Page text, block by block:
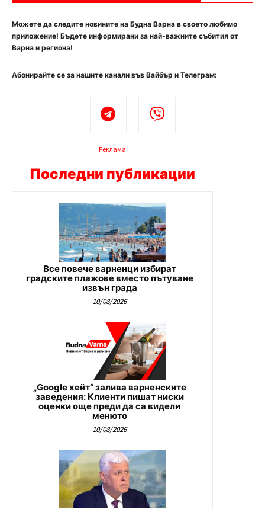
Можете да следите новините на Будна Варна в своето любимо
приложение! Бъдете информирани за най-важните събития от
Варна и региона!
Абонирайте се за нашите канали във Вайбър и Телеграм:
Реклама
Последни публикации
Все повече варненци избират
градските плажове вместо пътуване
извън града
10/08/2026
„Google хейт“ залива варненските
заведения: Клиенти пишат ниски
оценки още преди да са видели
менюто
10/08/2026